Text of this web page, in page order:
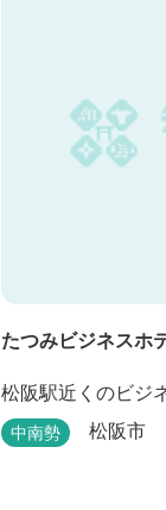
たつみビジネスホ
松阪駅近くのビジ
中南勢 松阪市